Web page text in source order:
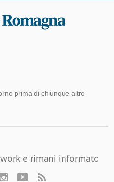
prima di chiunque altro
e rimani informato